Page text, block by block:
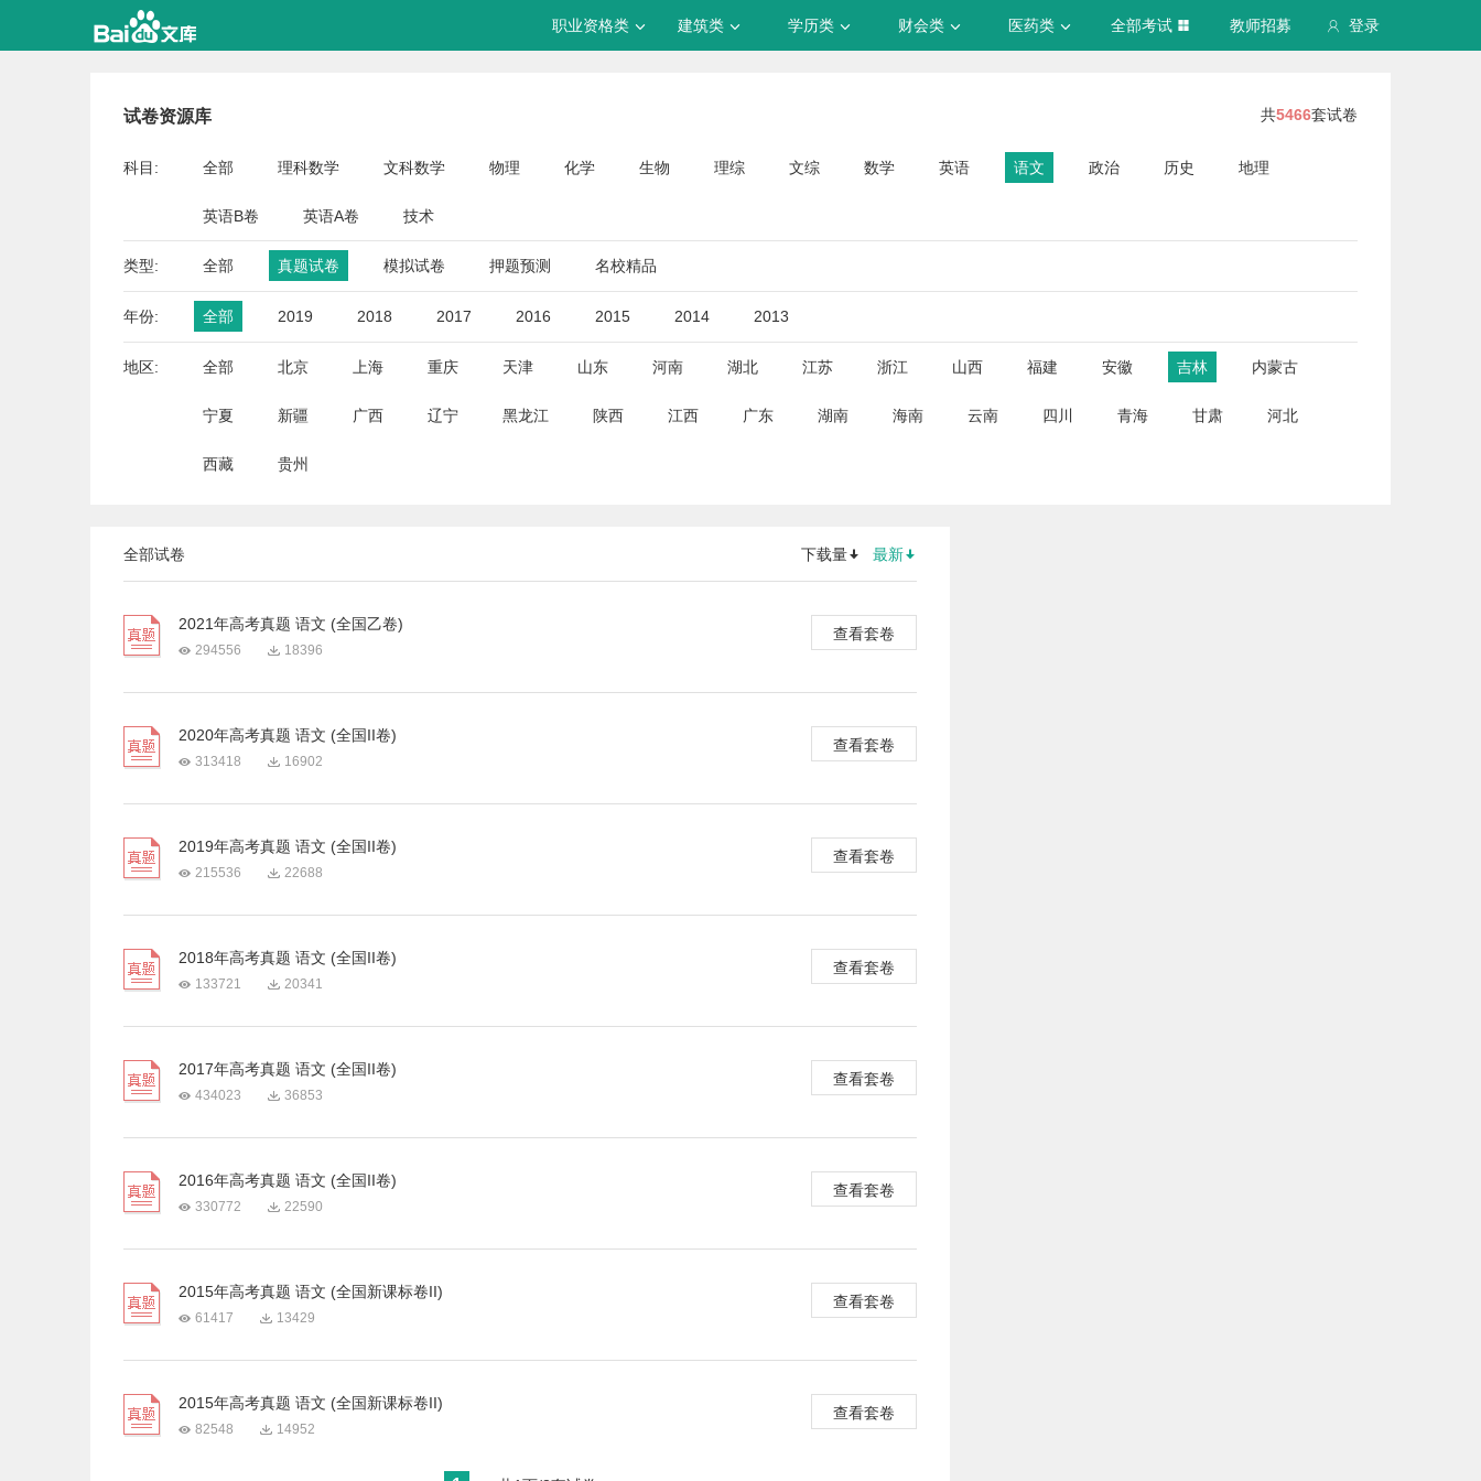
登录
职业资格类 建筑类 学历类 财会类 医药类 全部考试 教师招募
试卷资源库 共5466套试卷
科目: 全部 理科数学 文科数学 物理 化学 生物 理综 文综 数学 英语 语文 政治 历史 地理
英语B卷 英语A卷 技术
类型: 全部 真题试卷 模拟试卷 押题预测 名校精品
年份: 全部 2019 2018 2017 2016 2015 2014 2013
地区: 全部 北京 上海 重庆 天津 山东 河南 湖北 江苏 浙江 山西 福建 安徽 吉林 内蒙古
宁夏 新疆 广西 辽宁 黑龙江 陕西 江西 广东 湖南 海南 云南 四川 青海 甘肃 河北
西藏 贵州
全部试卷 下载量 最新
2021年高考真题 语文 (全国乙卷)
294556 18396
查看套卷
2020年高考真题 语文 (全国II卷)
313418 16902
查看套卷
2019年高考真题 语文 (全国II卷)
215536 22688
查看套卷
2018年高考真题 语文 (全国II卷)
133721 20341
查看套卷
2017年高考真题 语文 (全国II卷)
434023 36853
查看套卷
2016年高考真题 语文 (全国II卷)
330772 22590
查看套卷
2015年高考真题 语文 (全国新课标卷II)
61417 13429
查看套卷
2015年高考真题 语文 (全国新课标卷II)
82548 14952
查看套卷